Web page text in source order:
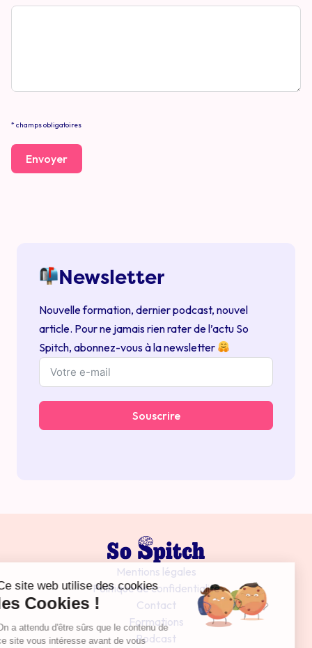
* champs obligatoires
Envoyer
Newsletter
Nouvelle formation, dernier podcast, nouvel
article. Pour ne jamais rien rater de l’actu So
Spitch, abonnez-vous à la newsletter
Souscrire
Mentions légales
Politique de confidentialité
Contact
Formations
Podcast